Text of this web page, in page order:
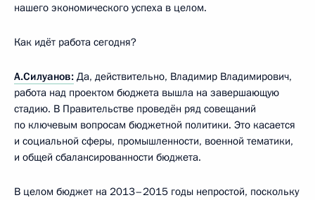
нашего экономического успеха в целом.
Как идёт работа сегодня?
А.Силуанов: Да, действительно, Владимир Владимирович,
работа над проектом бюджета вышла на завершающую
стадию. В Правительстве проведён ряд совещаний
по ключевым вопросам бюджетной политики. Это касается
и социальной сферы, промышленности, военной тематики,
и общей сбалансированности бюджета.
В целом бюджет на 2013–2015 годы непростой, поскольку